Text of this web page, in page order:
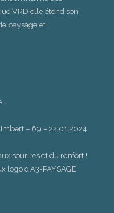
VRD elle étend son
paysage et
– 69 – 22.01.2024
sourires et du renfort !
logo d’A3-PAYSAGE